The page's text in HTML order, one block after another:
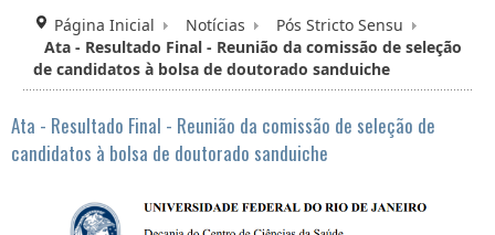
Página Inicial Notícias
Pós Stricto Sensu
Ata - Resultado Final - Reunião da comissão de seleção
de candidatos à bolsa de doutorado sanduiche
Ata - Resultado Final - Reunião da comissão de seleção de
candidatos à bolsa de doutorado sanduiche